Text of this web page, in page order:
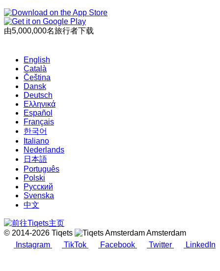
由5,000,000名旅行者下载
English
Català
Čeština
Dansk
Deutsch
Ελληνικά
Español
Français
한국어
Italiano
Nederlands
日本語
Português
Polski
Русский
Svenska
中文
© 2014-2026 Tiqets
Amsterdam
Instagram
TikTok Facebook Twitter LinkedIn